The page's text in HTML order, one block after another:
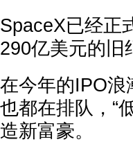
SpaceX已经正
290亿美元的旧
在今年的IPO浪
也都在排队，“
造新富豪。